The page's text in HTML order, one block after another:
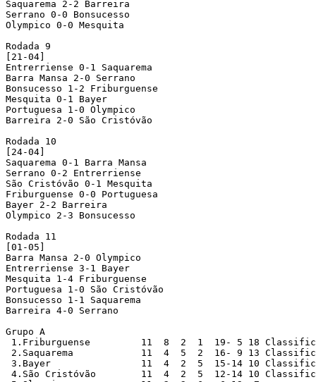
Saquarema 2-2 Barreira
Serrano 0-0 Bonsucesso
Olympico 0-0 Mesquita
Rodada 9
[21-04]
Entrerriense 0-1 Saquarema
Barra Mansa 2-0 Serrano
Bonsucesso 1-2 Friburguense
Mesquita 0-1 Bayer
Portuguesa 1-0 Olympico
Barreira 2-0 São Cristóvão
Rodada 10
[24-04]
Saquarema 0-1 Barra Mansa
Serrano 0-2 Entrerriense
São Cristóvão 0-1 Mesquita
Friburguense 0-0 Portuguesa
Bayer 2-2 Barreira
Olympico 2-3 Bonsucesso
Rodada 11
[01-05]
Barra Mansa 2-0 Olympico
Entrerriense 3-1 Bayer
Mesquita 1-4 Friburguense
Portuguesa 1-0 São Cristóvão
Bonsucesso 1-1 Saquarema
Barreira 4-0 Serrano
Grupo A
1.Friburguense		11  8  2  1  19- 5 18 Classificado
2.Saquarema		11  4  5  2  16- 9 13 Classificado
3.Bayer		11  4  2  5  15-14 10 Classificado
4.São Cristóvão	11  4  2  5  12-14 10 Classificado